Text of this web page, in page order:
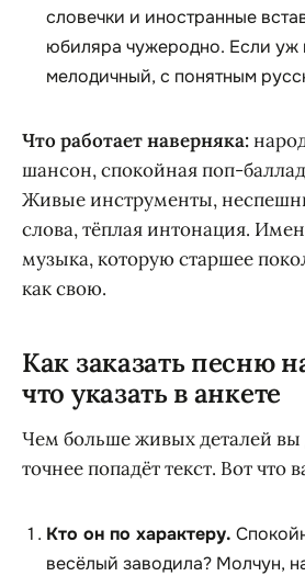
словечки и иностранные
юбиляра чужеродно. Если уж
мелодичный, с понятным
Что работает наверняка:
шансон, спокойная поп-
Живые инструменты,
слова, тёплая интонация.
музыка, которую старшее
как свою.
Как заказать песню
что указать в анкете
Чем больше живых деталей вы
точнее попадёт текст. Вот что
Кто он по характеру.
весёлый заводила? Молчун,